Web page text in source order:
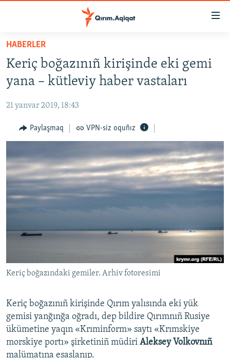
Esas
qaytmaq
Baş
navigatsiyağa
qaytmaq
qaytmaq
HABERLER
SİYASET
CEMİYET
MEDENİYET
VİDEO
SÜRET
BLOGLAR
Українською
RFE/RS bütün saytları
HABERLER
Keriç boğazınıñ kirişinde eki gemi
yana – kütleviy haber vastaları
21 yanvar 2019, 18:43
Paylaşmaq VPN-siz oquñız
Keriç boğazındaki gemiler. Arhiv fotoresimi
Keriç boğazınıñ kirişinde Qırım yalısında eki yük
gemisi yanğınğa oğradı, dep bildire Qırımnıñ Rusiye
ükümetine yaqın «Krıminform» saytı «Krımskiye
morskiye portı» şirketiniñ müdiri Aleksey Volkovnıñ
malümatına esaslanıp.